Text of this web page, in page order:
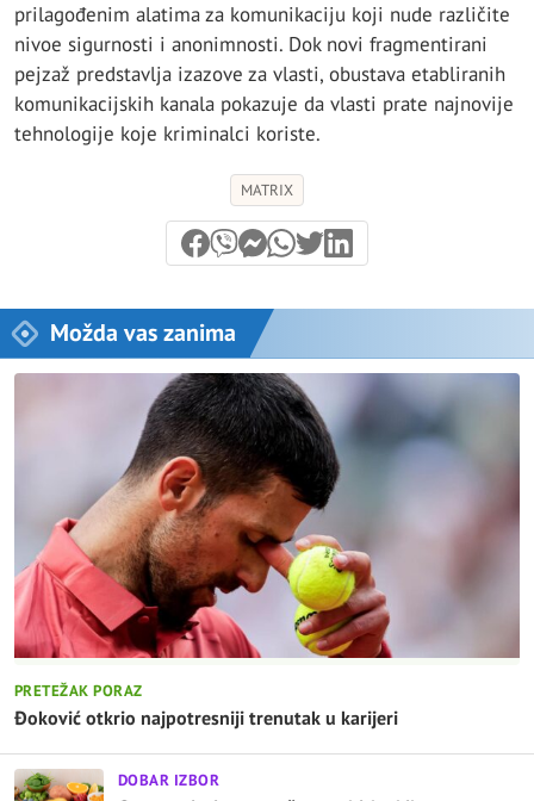
prilagođenim alatima za komunikaciju koji nude različite
nivoe sigurnosti i anonimnosti. Dok novi fragmentirani
pejzaž predstavlja izazove za vlasti, obustava etabliranih
komunikacijskih kanala pokazuje da vlasti prate najnovije
tehnologije koje kriminalci koriste.
MATRIX
Možda vas zanima
PRETEŽAK PORAZ
Đoković otkrio najpotresniji trenutak u karijeri
DOBAR IZBOR